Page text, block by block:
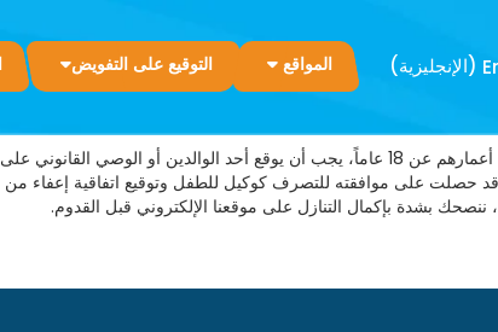
(الإنجليزية) المواقع التوقيع على التفويض
نعم. يحتاج كل مستهلك يريد القفز إلى ملء تنازل. بالنسبة لأولئك الذين تقل أعمارهم عن 18 عاماً، يجب أن يوقع أحد الوالدين أو الوصي القانوني على
قد حصلت على موافقته للتصرف كوكيل للطفل وتوقيع اتفاقية إعفاء من